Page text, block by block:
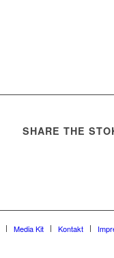
SHARE THE
Media Kit Kontakt